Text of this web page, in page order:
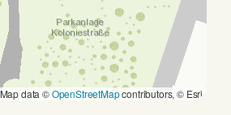
Map data ©OpenStreetMapcontributors, © Esri